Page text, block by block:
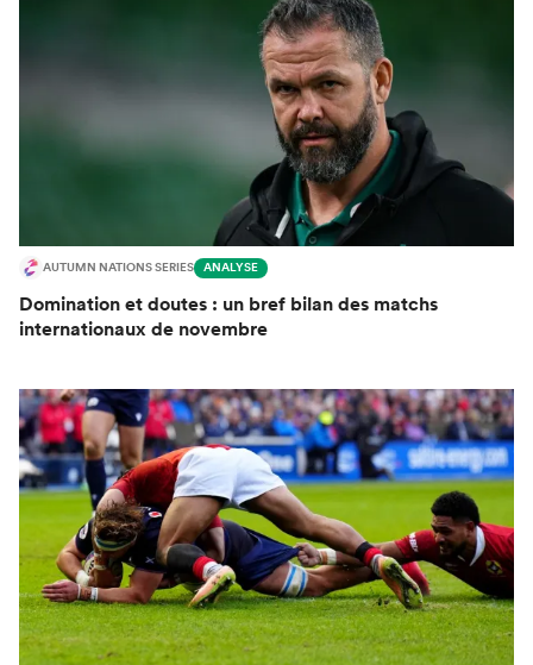
AUTUMN NATIONS SERIES ANALYSE
Domination et doutes : un bref bilan des matchs
internationaux de novembre